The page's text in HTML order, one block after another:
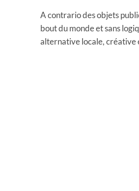
A contrario des objets
bout du monde et sans
alternative locale, créative